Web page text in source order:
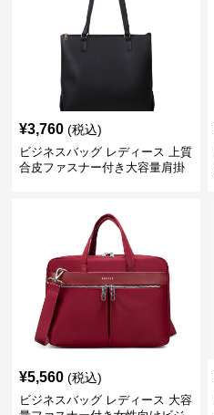
¥3,760 (税込)
ビジネスバッグ レディース 上質
合皮ファスナー付き大容量肩掛
¥5,560 (税込)
ビジネスバッグ レディース 大容